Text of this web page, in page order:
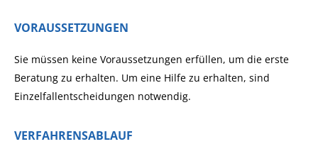
VORAUSSETZUNGEN
Sie müssen keine Voraussetzungen erfüllen, um die erste
Beratung zu erhalten. Um eine Hilfe zu erhalten, sind
Einzelfallentscheidungen notwendig.
VERFAHRENSABLAUF